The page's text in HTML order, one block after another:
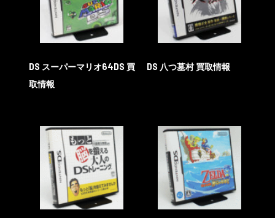
DS スーパーマリオ64DS 買
取情報
DS 八つ墓村 買取情報